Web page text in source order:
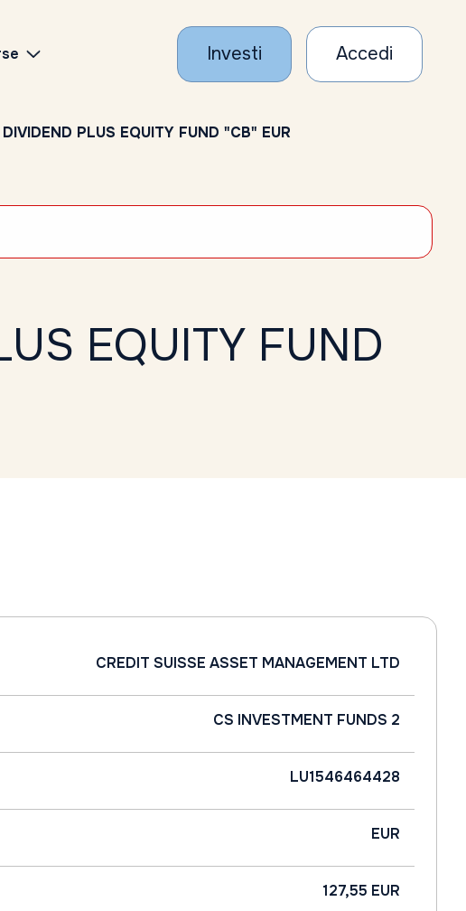
Investi Accedi
PLUS EQUITY FUND "CB" EUR
EQUITY FUND
CREDIT SUISSE ASSET MANAGEMENT LTD
CS INVESTMENT FUNDS 2
LU1546464428
EUR
127,55 EUR